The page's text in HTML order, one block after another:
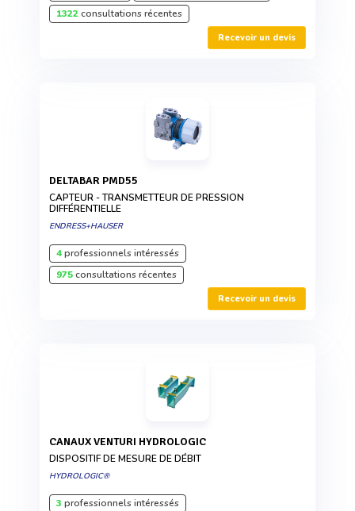
1322consultations récentes
Recevoir un devis
DELTABAR PMD55
CAPTEUR - TRANSMETTEUR DE PRESSION
DIFFÉRENTIELLE
ENDRESS+HAUSER
4professionnels intéressés
975consultations récentes
Recevoir un devis
CANAUX VENTURI HYDROLOGIC
DISPOSITIF DE MESURE DE DÉBIT
HYDROLOGIC®
3 professionnels intéressés